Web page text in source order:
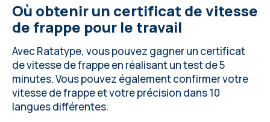
Où obtenir un certificat de vitesse
de frappe pour le travail
Avec Ratatype, vous pouvez gagner un certificat
de vitesse de frappe en réalisant un test de 5
minutes. Vous pouvez également confirmer votre
vitesse de frappe et votre précision dans 10
langues différentes.